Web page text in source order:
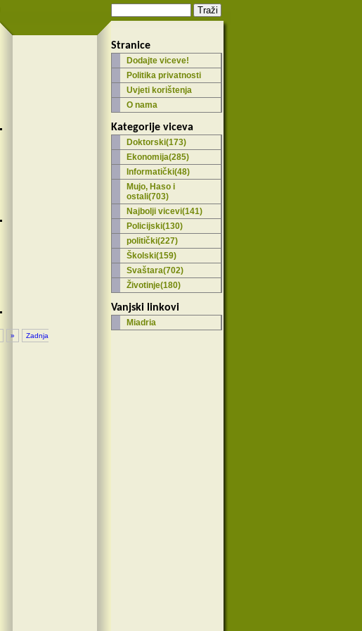
»
Zadnja
Stranice
Dodajte viceve!
Politika privatnosti
Uvjeti korištenja
O nama
Kategorije viceva
Doktorski(173)
Ekonomija(285)
Informatički(48)
Mujo, Haso i
ostali(703)
Najbolji vicevi(141)
Policijski(130)
politički(227)
Školski(159)
Svaštara(702)
Životinje(180)
Vanjski linkovi
Miadria